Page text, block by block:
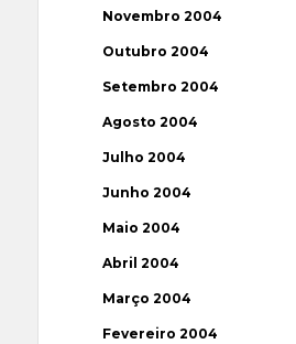
Novembro 2004
Outubro 2004
Setembro 2004
Agosto 2004
Julho 2004
Junho 2004
Maio 2004
Abril 2004
Março 2004
Fevereiro 2004